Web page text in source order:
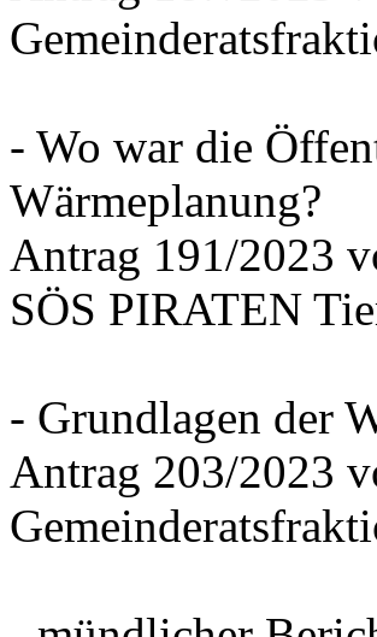
- Wo war die
Wärmeplanung?
Antrag 191/2023
SÖS PIRATEN
- Grundlagen der
Antrag 203/2023